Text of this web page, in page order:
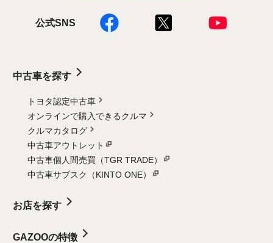
公式SNS
中古車を探す
トヨタ認定中古車
オンラインで購入できるクルマ
クルマカタログ
中古車アウトレット
中古車個人間売買（TGR TRADE）
中古車サブスク（KINTO ONE）
お店を探す
GAZOOの特徴